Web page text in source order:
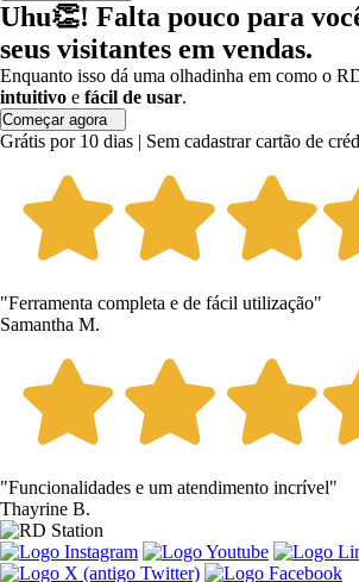
Uhu👏! Falta pouco para
seus visitantes em vendas.
Enquanto isso dá uma olhadinha em como o
intuitivo e fácil de usar.
Começar agora
Grátis por 10 dias | Sem cadastrar cartão de
"Ferramenta completa e de fácil utilização"
Samantha M.
"Funcionalidades e um atendimento incrível"
Thayrine B.